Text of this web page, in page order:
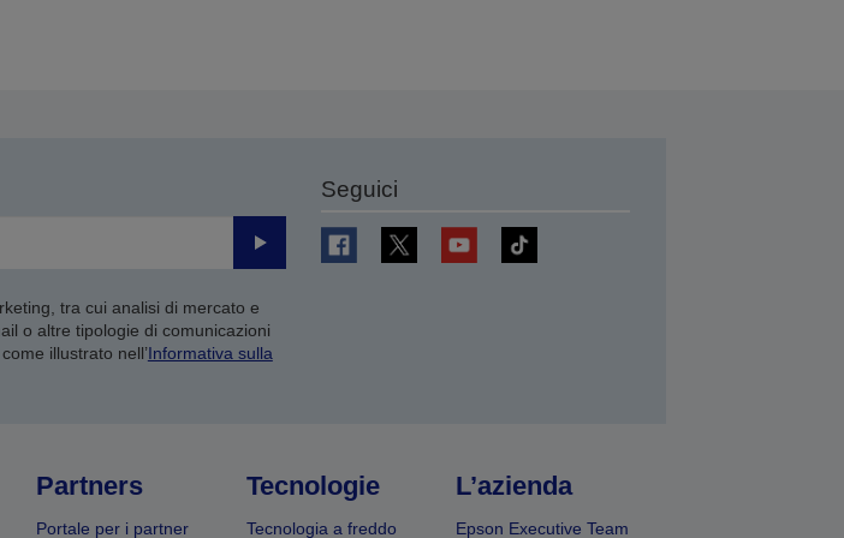
Invia
tra cui analisi di mercato e
o altre tipologie di comunicazioni
illustrato nell’Informativa sulla
Seguici
Partners
Portale per i partner
Tecnologie
Tecnologia a freddo
L’azienda
Epson Executive Team